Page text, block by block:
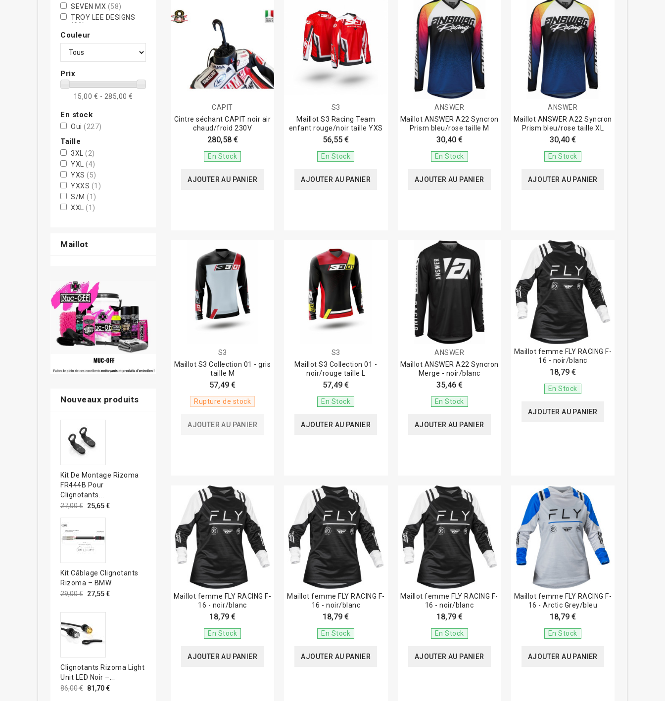
SEVEN MX (58)
TROY LEE DESIGNS
(96)
Couleur
Prix
15,00 € - 285,00 €
En stock
Oui (227)
Taille
3XL (2)
YXL (4)
YXS (5)
YXXS (1)
S/M (1)
XXL (1)
M(49)
L(37)
2XL(38)
Maillot
Nouveaux produits
Kit De Montage Rizoma
FR444B Pour
Clignotants...
27,00 € 25,65 €
Kit Câblage Clignotants
Rizoma – BMW
29,00 € 27,55 €
Clignotants Rizoma Light
Unit LED Noir –...
86,00 € 81,70 €
CAPIT
Cintre séchant CAPIT noir air
chaud/froid 230V
280,58 €
En Stock
AJOUTER AU PANIER
S3
Maillot S3 Racing Team
enfant rouge/noir taille YXS
56,55 €
En Stock
AJOUTER AU PANIER
ANSWER
Maillot ANSWER A22 Syncron
Prism bleu/rose taille M
30,40 €
En Stock
AJOUTER AU PANIER
ANSWER
Maillot ANSWER A22 Syncron
Prism bleu/rose taille XL
30,40 €
En Stock
AJOUTER AU PANIER
S3
Maillot S3 Collection 01 - gris
taille M
57,49 €
Rupture de stock
AJOUTER AU PANIER
S3
Maillot S3 Collection 01 -
noir/rouge taille L
57,49 €
En Stock
AJOUTER AU PANIER
ANSWER
Maillot ANSWER A22 Syncron
Merge - noir/blanc
35,46 €
En Stock
AJOUTER AU PANIER
Maillot femme FLY RACING F-
16 - noir/blanc
18,79 €
En Stock
AJOUTER AU PANIER
Maillot femme FLY RACING F-
16 - noir/blanc
18,79 €
En Stock
AJOUTER AU PANIER
Maillot femme FLY RACING F-
16 - noir/blanc
18,79 €
En Stock
AJOUTER AU PANIER
Maillot femme FLY RACING F-
16 - noir/blanc
18,79 €
En Stock
AJOUTER AU PANIER
Maillot femme FLY RACING F-
16 - Arctic Grey/bleu
18,79 €
En Stock
AJOUTER AU PANIER